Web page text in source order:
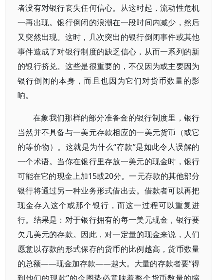
者没有对银行丧失任何信心。从这时起，流动性危机
一再出现。银行倒闭的浪潮在一段时间内减少，然后
又突然出现。这时，几次突出的银行倒闭事件或其他
事件造成了对银行制度的缺乏信心，从而一系列的新
的银行挤兑。这些是很重要的，不仅因为或主要因为
银行倒闭的本身，而且也因为它们对货币数量的影
响。
在象我们那样的部分准备金的银行制度里，银行
当然并不具备与一美元存款相应的一美元货币（或它
的等价物）。这就是为什么“存款”是如此令人误解的
一个术语。当你在银行里存放一美元的现金时，银行
可能在它的现金上加15或20分。一元存款的其他部分
银行将通过另一种业务形式借出去。借款者可以再把
现金存入这个或那个银行，而这一过程可以重复进
行。结果是：对于银行拥有的每一美元现金，银行要
欠几美元的存款。因此，对一定量的现金来说，人们
愿意以存款的形式保存的货币的比例越高，货币数量
的总额——现金加存款——越大。大量的存款者要“得